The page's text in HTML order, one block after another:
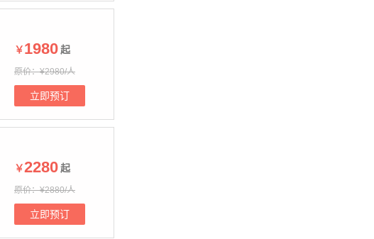
￥1980起
原价：¥2980/人
立即预订
￥2280起
原价：¥2880/人
立即预订